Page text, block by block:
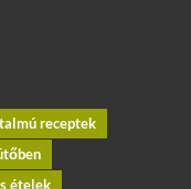
receptek
ételek